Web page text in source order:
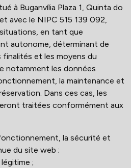
à Buganvília Plaza 1, Quinta do
avec le NIPC 515 139 092,
en tant que
autonome, déterminant de
finalités et les moyens du
notamment les données
la maintenance et
Dans ces cas, les
traitées conformément aux
la sécurité et
du site web ;
;